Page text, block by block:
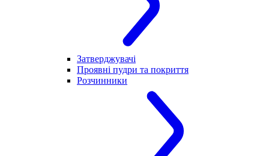
Затверджувачі
Проявні пудри та покриття
Розчинники